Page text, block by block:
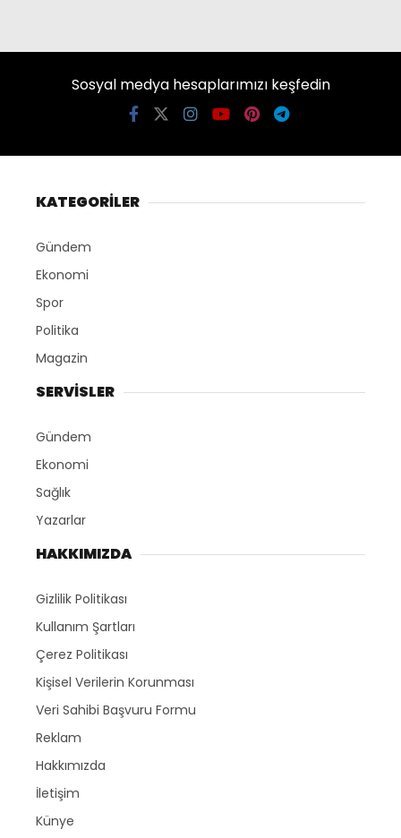
Sosyal medya hesaplarımızı keşfedin
KATEGORİLER
Gündem
Ekonomi
Spor
Politika
Magazin
SERVİSLER
Gündem
Ekonomi
Sağlık
Yazarlar
HAKKIMIZDA
Gizlilik Politikası
Kullanım Şartları
Çerez Politikası
Kişisel Verilerin Korunması
Veri Sahibi Başvuru Formu
Reklam
Hakkımızda
İletişim
Künye